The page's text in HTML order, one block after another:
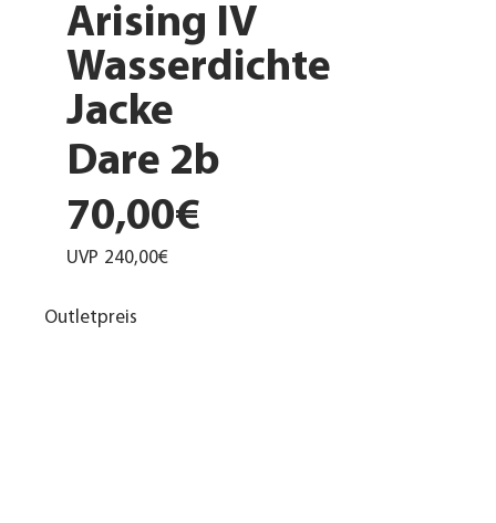
Arising IV
Wasserdichte
Jacke
Dare 2b
70,00€
UVP 240,00€
Outletpreis